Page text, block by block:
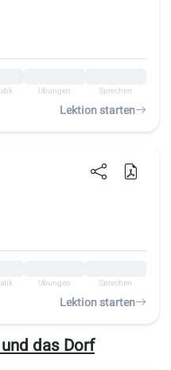
Übungen Sprechen
Lektion starten
Übungen Sprechen
Lektion starten
das Dorf